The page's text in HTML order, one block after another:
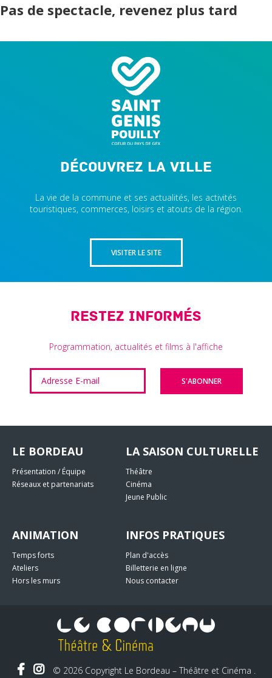
Pas de spectacle, revenez plus tard
Découvrez la ville
La vie de la commune et ses actualités, les activités
touristiques, commerces, loisirs et atouts de la région.
VISITER LE SITE
Restez informés
Programmation, actualités et films à l'affiche
LE BORDEAU
Présentation / Équipe
Réseaux et partenariats
LA SAISON CULTURELLE
Théâtre
Cinéma
Jeune Public
ANIMATION
Temps forts
Ateliers
Hors les murs
INFOS PRATIQUES
Plan d'accès
Billetterie en ligne
Nous contacter
© 2026 Copyright Le Bordeau – Théâtre et Cinéma .